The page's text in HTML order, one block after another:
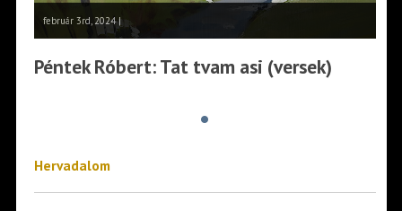
február 3rd, 2024 |
Péntek Róbert: Tat tvam asi (versek)
•
Hervadalom